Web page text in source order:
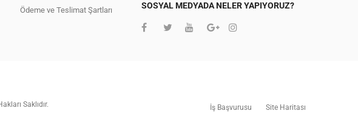
Ödeme ve Teslimat Şartları SOSYAL MEDYADA NELER YAPIYORUZ?
Saklıdır. İş Başvurusu Site Haritası